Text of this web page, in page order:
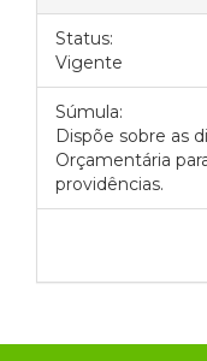
Status:
Vigente
Súmula:
Dispõe sobre as
Orçamentária
providências.